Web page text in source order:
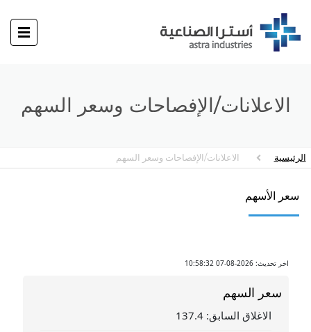
الاعلانات/الإفصاحات وسعر السهم
الرئيسية الاعلانات/الإفصاحات وسعر السهم
سعر الأسهم
اخر تحديث: 2026-08-07 10:58:32
سعر السهم
الاغلاق السابق: 137.4